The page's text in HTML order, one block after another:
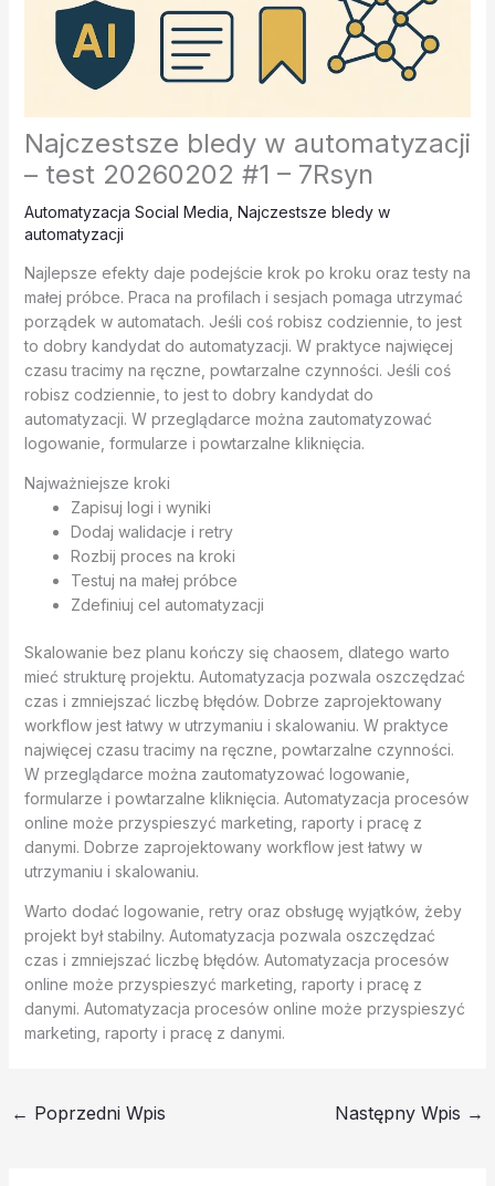
Najczestsze bledy w automatyzacji
– test 20260202 #1 – 7Rsyn
Automatyzacja Social Media Najczestsze bledy w
automatyzacji
Najlepsze efekty daje podejście krok po kroku oraz testy na
małej próbce. Praca na profilach i sesjach pomaga utrzymać
porządek w automatach. Jeśli coś robisz codziennie, to jest
to dobry kandydat do automatyzacji. W praktyce najwięcej
czasu tracimy na ręczne, powtarzalne czynności. Jeśli coś
robisz codziennie, to jest to dobry kandydat do
automatyzacji. W przeglądarce można zautomatyzować
logowanie, formularze i powtarzalne kliknięcia.
Najważniejsze kroki
Zapisuj logi i wyniki
Dodaj walidacje i retry
Rozbij proces na kroki
Testuj na małej próbce
Zdefiniuj cel automatyzacji
Skalowanie bez planu kończy się chaosem, dlatego warto
mieć strukturę projektu. Automatyzacja pozwala oszczędzać
czas i zmniejszać liczbę błędów. Dobrze zaprojektowany
workflow jest łatwy w utrzymaniu i skalowaniu. W praktyce
najwięcej czasu tracimy na ręczne, powtarzalne czynności.
W przeglądarce można zautomatyzować logowanie,
formularze i powtarzalne kliknięcia. Automatyzacja procesów
online może przyspieszyć marketing, raporty i pracę z
danymi. Dobrze zaprojektowany workflow jest łatwy w
utrzymaniu i skalowaniu.
Warto dodać logowanie, retry oraz obsługę wyjątków, żeby
projekt był stabilny. Automatyzacja pozwala oszczędzać
czas i zmniejszać liczbę błędów. Automatyzacja procesów
online może przyspieszyć marketing, raporty i pracę z
danymi. Automatyzacja procesów online może przyspieszyć
marketing, raporty i pracę z danymi.
← Poprzedni Wpis Następny Wpis →